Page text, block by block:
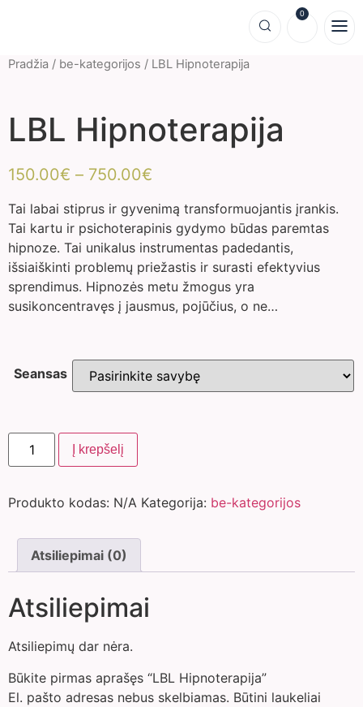
0
Pradžia / be-kategorijos / LBL Hipnoterapija
LBL Hipnoterapija
150.00€ – 750.00€
Tai labai stiprus ir gyvenimą transformuojantis įrankis.
Tai kartu ir psichoterapinis gydymo būdas paremtas
hipnoze. Tai unikalus instrumentas padedantis,
išsiaiškinti problemų priežastis ir surasti efektyvius
sprendimus. Hipnozės metu žmogus yra
susikoncentravęs į jausmus, pojūčius, o ne…
Seansas
Į krepšelį
Produkto kodas: N/A Kategorija: be-kategorijos
Atsiliepimai (0)
Atsiliepimai
Atsiliepimų dar nėra.
Būkite pirmas aprašęs “LBL Hipnoterapija”
El. pašto adresas nebus skelbiamas. Būtini laukeliai